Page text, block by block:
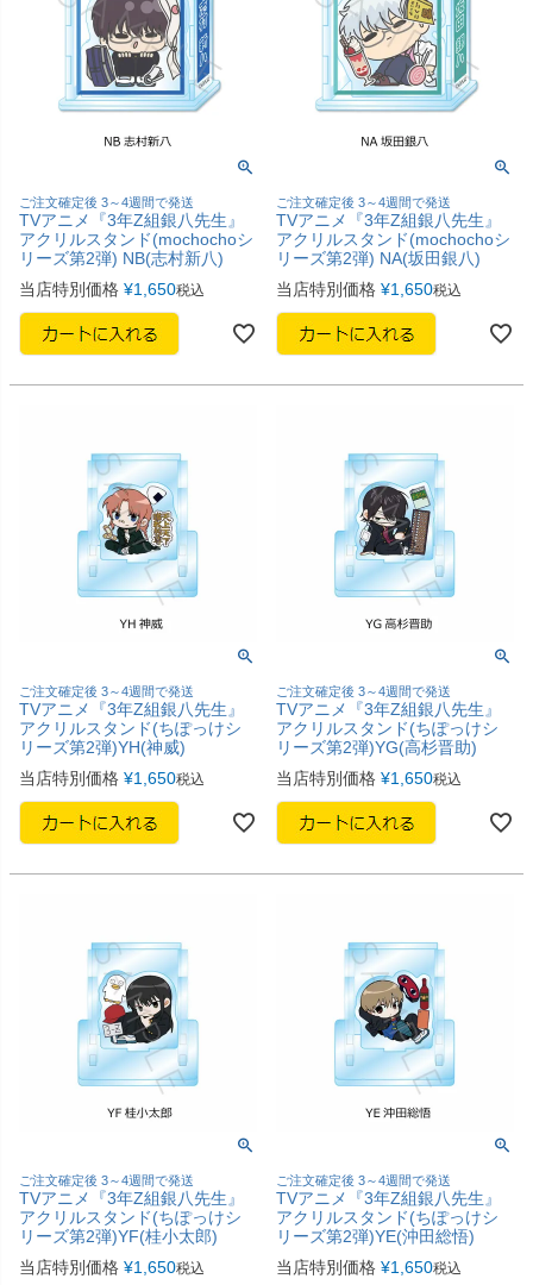
ご注文確定後 3～4週間で発送
TVアニメ『3年Z組銀八先生』
アクリルスタンド(mochochoシ
リーズ第2弾) NB(志村新八)
当店特別価格 ¥1,650税込
ご注文確定後 3～4週間で発送
TVアニメ『3年Z組銀八先生』
アクリルスタンド(mochochoシ
リーズ第2弾) NA(坂田銀八)
当店特別価格 ¥1,650税込
ご注文確定後 3～4週間で発送
TVアニメ『3年Z組銀八先生』
アクリルスタンド(ちぽっけシ
リーズ第2弾)YH(神威)
当店特別価格 ¥1,650税込
ご注文確定後 3～4週間で発送
TVアニメ『3年Z組銀八先生』
アクリルスタンド(ちぽっけシ
リーズ第2弾)YG(高杉晋助)
当店特別価格 ¥1,650税込
ご注文確定後 3～4週間で発送
TVアニメ『3年Z組銀八先生』
アクリルスタンド(ちぽっけシ
リーズ第2弾)YF(桂小太郎)
当店特別価格 ¥1,650税込
ご注文確定後 3～4週間で発送
TVアニメ『3年Z組銀八先生』
アクリルスタンド(ちぽっけシ
リーズ第2弾)YE(沖田総悟)
当店特別価格 ¥1,650税込